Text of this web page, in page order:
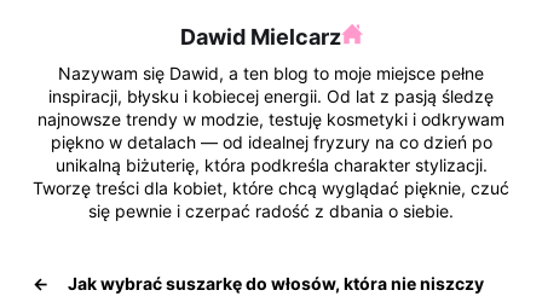
k
Dawid Mielcarz
Nazywam się Dawid, a ten blog to moje miejsce pełne
inspiracji, błysku i kobiecej energii. Od lat z pasją śledzę
najnowsze trendy w modzie, testuję kosmetyki i odkrywam
piękno w detalach — od idealnej fryzury na co dzień po
unikalną biżuterię, która podkreśla charakter stylizacji.
Tworzę treści dla kobiet, które chcą wyglądać pięknie, czuć
się pewnie i czerpać radość z dbania o siebie.
←
Jak wybrać suszarkę do włosów, która nie niszczy